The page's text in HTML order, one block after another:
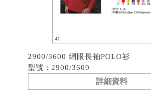
2900/3600 網眼長袖POLO衫
型號 : 2900/3600
詳細資料